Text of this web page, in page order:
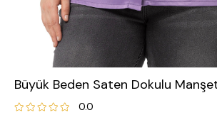
Büyük Beden Saten Dokulu
0.0